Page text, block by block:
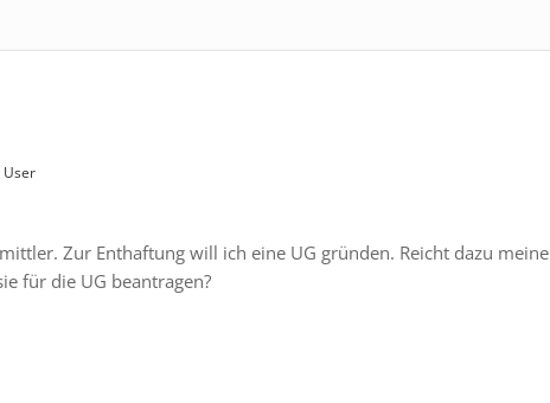
User
Zur Enthaftung will ich eine UG gründen. Reicht dazu meine
für die UG beantragen?